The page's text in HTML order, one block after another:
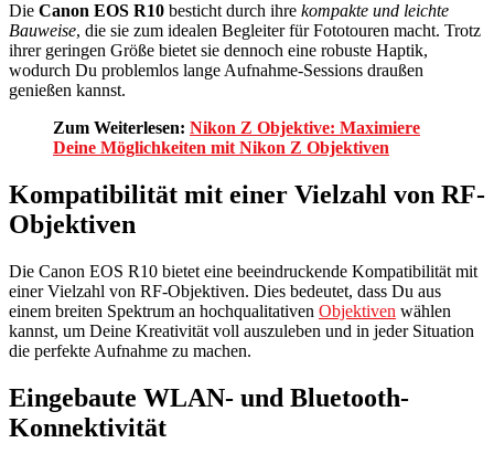
Die Canon EOS R10 besticht durch ihre kompakte und leichte
Bauweise, die sie zum idealen Begleiter für Fototouren macht. Trotz
ihrer geringen Größe bietet sie dennoch eine robuste Haptik,
wodurch Du problemlos lange Aufnahme-Sessions draußen
genießen kannst.
Zum Weiterlesen: Nikon Z Objektive: Maximiere
Deine Möglichkeiten mit Nikon Z Objektiven
Kompatibilität mit einer Vielzahl von RF-
Objektiven
Die Canon EOS R10 bietet eine beeindruckende Kompatibilität mit
einer Vielzahl von RF-Objektiven. Dies bedeutet, dass Du aus
einem breiten Spektrum an hochqualitativen Objektiven wählen
kannst, um Deine Kreativität voll auszuleben und in jeder Situation
die perfekte Aufnahme zu machen.
Eingebaute WLAN- und Bluetooth-
Konnektivität